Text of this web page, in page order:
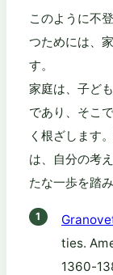
このように不
つためには、
す。
家庭は、子ど
であり、そこ
く根ざします
は、自分の考
たな一歩を踏
ties.
1360-